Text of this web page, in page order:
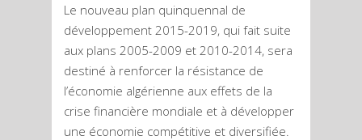
Le nouveau plan quinquennal de
développement 2015-2019, qui fait suite
aux plans 2005-2009 et 2010-2014, sera
destiné à renforcer la résistance de
l’économie algérienne aux effets de la
crise financière mondiale et à développer
une économie compétitive et diversifiée.